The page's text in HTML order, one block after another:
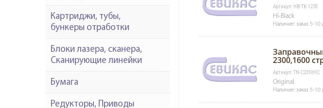
Артикул: HB-TK-1270
Hi-Black
Наличие: заказ 5-10
2300,1600
Артикул: TN-C2310HC
Original
Наличие: заказ 5-10
Картриджи, тубы,
бункеры отработки
Блоки лазера, сканера,
Сканирующие линейки
Бумага
Редукторы, Приводы